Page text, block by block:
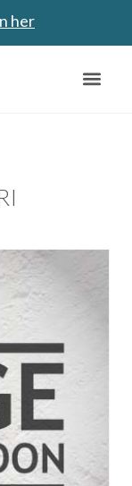
her